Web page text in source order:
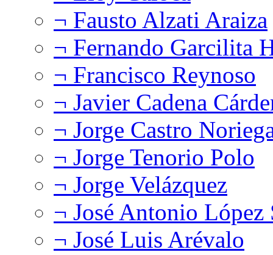
¬ Fausto Alzati Araiza
¬ Fernando Garcilita
¬ Francisco Reynoso
¬ Javier Cadena
¬ Jorge Castro
¬ Jorge Tenorio Polo
¬ Jorge Velázquez
¬ José Antonio López
¬ José Luis Arévalo